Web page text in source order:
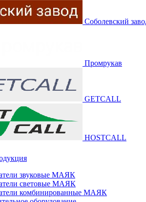
Соболевский
Промрукав
GETCALL
HOSTCALL
звуковые МАЯК
световые МАЯК
комбинированные МАЯК